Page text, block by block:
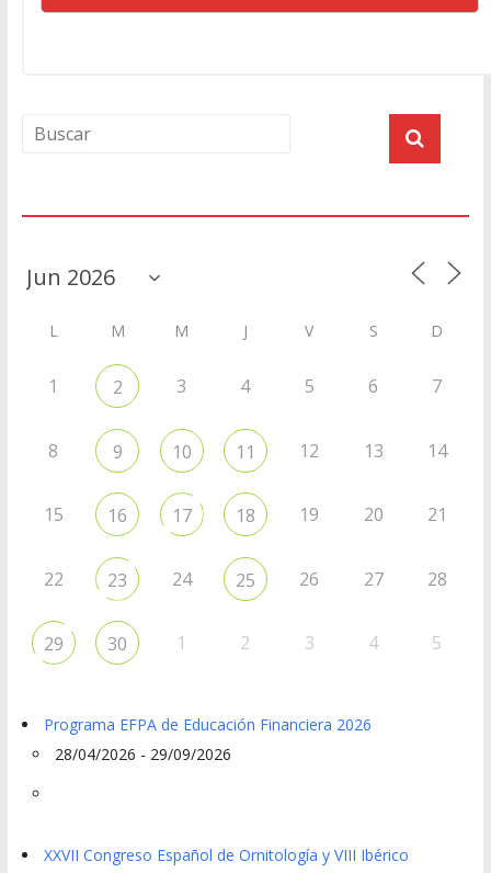
L M M J V S D
1 2 3 4 5 6 7
8 9 10 11 12 13 14
15 16 17 18 19 20 21
22 23 24 25 26 27 28
29 30 1 2 3 4 5
Programa EFPA de Educación Financiera 2026
28/04/2026 - 29/09/2026
XXVII Congreso Español de Ornitología y VIII Ibérico